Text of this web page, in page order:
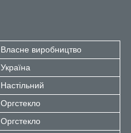
Власне виробництво
Україна
Настільний
Оргстекло
Оргстекло